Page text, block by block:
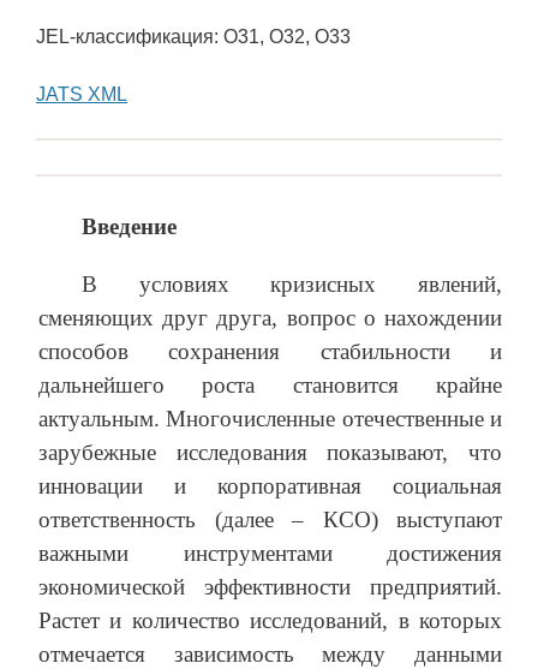
JEL-классификация: O31, O32, O33
JATS XML
Введение
В условиях кризисных явлений,
сменяющих друг друга, вопрос о нахождении
способов сохранения стабильности и
дальнейшего роста становится крайне
актуальным. Многочисленные отечественные и
зарубежные исследования показывают, что
инновации и корпоративная социальная
ответственность (далее – КСО) выступают
важными инструментами достижения
экономической эффективности предприятий.
Растет и количество исследований, в которых
отмечается зависимость между данными